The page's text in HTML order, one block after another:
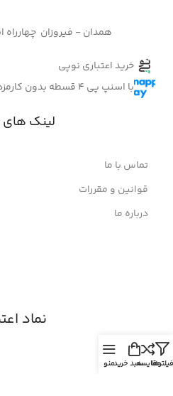
همدان - فیروزان چهارراه
خرید اعتباری نوپی
با اسنپ پی 4 قسطه بدون کارمزد ، چک و ضامن خرید کنید
لینک های
تماس با ما
قوانین و مقررات
درباره ما
نماد
فیلترهامقایسهسبد خریدمنو